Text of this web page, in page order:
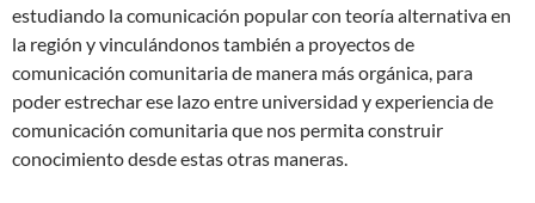
estudiando la comunicación popular con teoría alternativa en
la región y vinculándonos también a proyectos de
comunicación comunitaria de manera más orgánica, para
poder estrechar ese lazo entre universidad y experiencia de
comunicación comunitaria que nos permita construir
conocimiento desde estas otras maneras.